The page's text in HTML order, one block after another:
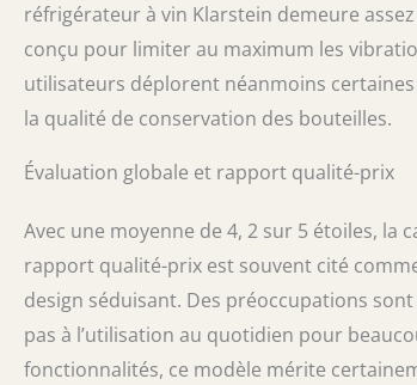
réfrigérateur à vin Klarstein demeure
conçu pour limiter au maximum les
utilisateurs déplorent néanmoins
la qualité de conservation des bouteilles.
Évaluation globale et rapport qualité-prix
Avec une moyenne de 4, 2 sur 5 étoiles, la
rapport qualité-prix est souvent cité
design séduisant. Des préoccupations
pas à l’utilisation au quotidien pour
fonctionnalités, ce modèle mérite